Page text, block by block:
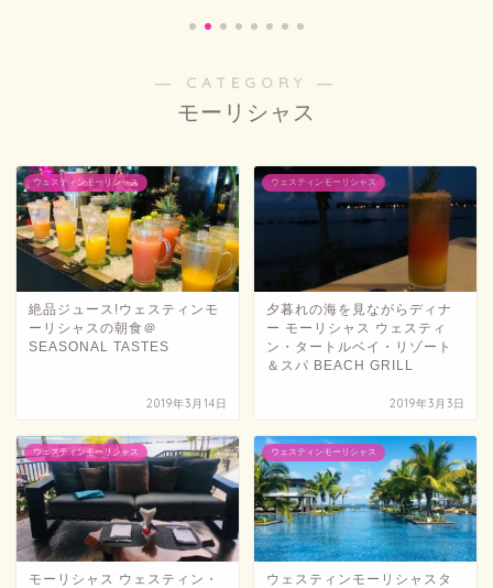
― CATEGORY ―
モーリシャス
ウェスティンモーリシャス
絶品ジュース!ウェスティンモ
ーリシャスの朝食＠
SEASONAL TASTES
2019年3月14日
ウェスティンモーリシャス
夕暮れの海を見ながらディナ
ー モーリシャス ウェスティ
ン・タートルベイ・リゾート
＆スパ BEACH GRILL
2019年3月3日
ウェスティンモーリシャス
モーリシャス ウェスティン・
ウェスティンモーリシャス
ウェスティンモーリシャスタ